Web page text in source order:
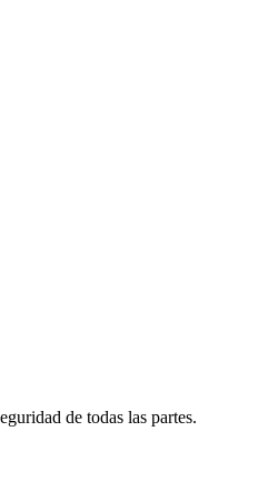
de todas las partes.